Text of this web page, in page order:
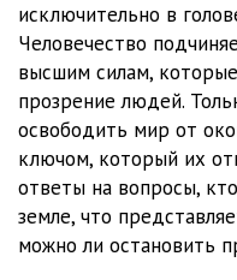
исключительно в
Человечество
высшим силам,
прозрение людей.
освободить мир от
ключом, который их
ответы на вопросы,
земле, что
можно ли остановить